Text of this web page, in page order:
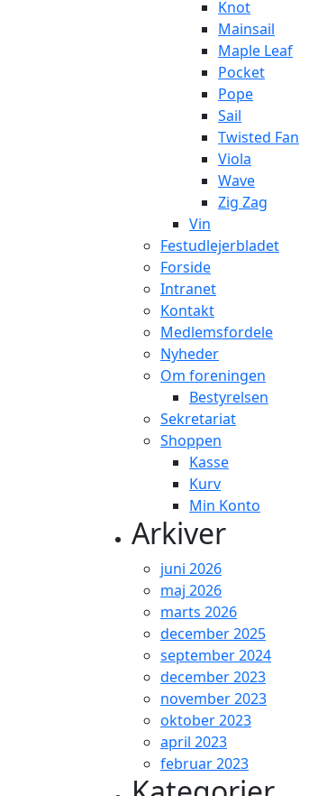
Knot
Mainsail
Maple Leaf
Pocket
Pope
Sail
Twisted Fan
Viola
Wave
Zig Zag
Vin
Festudlejerbladet
Forside
Intranet
Kontakt
Medlemsfordele
Nyheder
Om foreningen
Bestyrelsen
Sekretariat
Shoppen
Kasse
Kurv
Min Konto
Arkiver
juni 2026
maj 2026
marts 2026
december 2025
september 2024
december 2023
november 2023
oktober 2023
april 2023
februar 2023